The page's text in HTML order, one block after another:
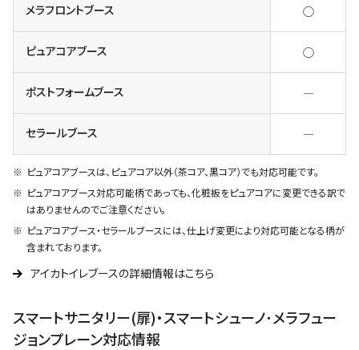
メラフロントブース ◯
ピュアコアブース ◯
ポストフォームブース ―
セラールブース ―
ピュアコアブースは、ピュアコア以外（茶コア、黒コア）でも対応可能です。
ピュアコアブース対応可能柄であっても、化粧板をピュアコアに変更できる訳で
はありませんのでご注意ください。
ピュアコアブース・セラールブースには、仕上げ変更により対応可能となる柄が
含まれております。
アイカトイレブースの詳細情報はこちら
スマートサニタリー(扉)・スマートシューノ･メラフュー
ジョンプレーン対応情報